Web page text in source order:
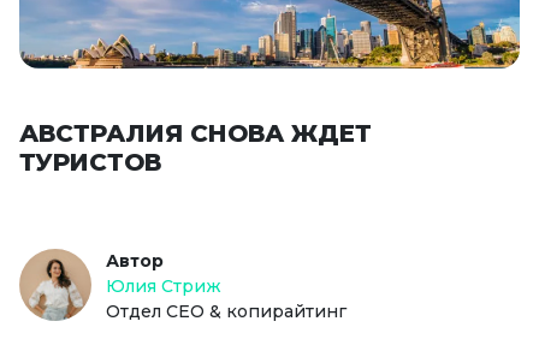
АВСТРАЛИЯ СНОВА ЖДЕТ
ТУРИСТОВ
Автор
Юлия Стриж
Отдел СЕО & копирайтинг